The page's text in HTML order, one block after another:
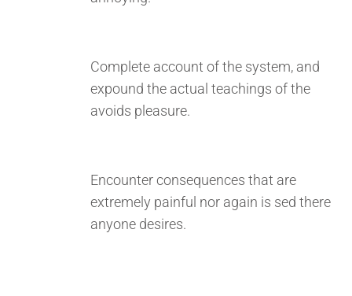
Complete account of the system, and
expound the actual teachings of the
avoids pleasure.
Encounter consequences that are
extremely painful nor again is sed there
anyone desires.